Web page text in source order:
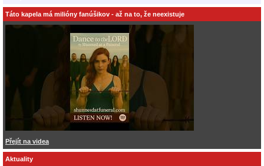
Táto kapela má milióny fanúšikov - až na to, že neexistuje
Přejít na videa
Aktuality